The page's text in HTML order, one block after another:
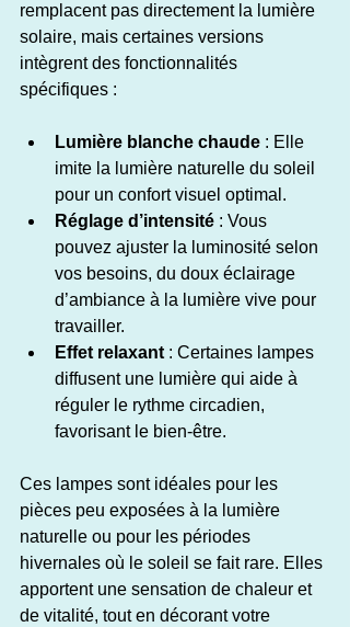
remplacent pas directement la lumière
solaire, mais certaines versions
intègrent des fonctionnalités
spécifiques :
Lumière blanche chaude : Elle
imite la lumière naturelle du soleil
pour un confort visuel optimal.
Réglage d’intensité : Vous
pouvez ajuster la luminosité selon
vos besoins, du doux éclairage
d’ambiance à la lumière vive pour
travailler.
Effet relaxant : Certaines lampes
diffusent une lumière qui aide à
réguler le rythme circadien,
favorisant le bien-être.
Ces lampes sont idéales pour les
pièces peu exposées à la lumière
naturelle ou pour les périodes
hivernales où le soleil se fait rare. Elles
apportent une sensation de chaleur et
de vitalité, tout en décorant votre